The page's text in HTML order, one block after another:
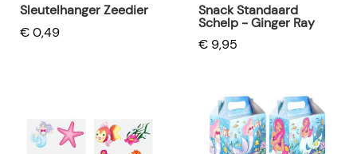
Sleutelhanger Zeedier
€ 0,49
Snack Standaard
Schelp - Ginger Ray
€ 9,95